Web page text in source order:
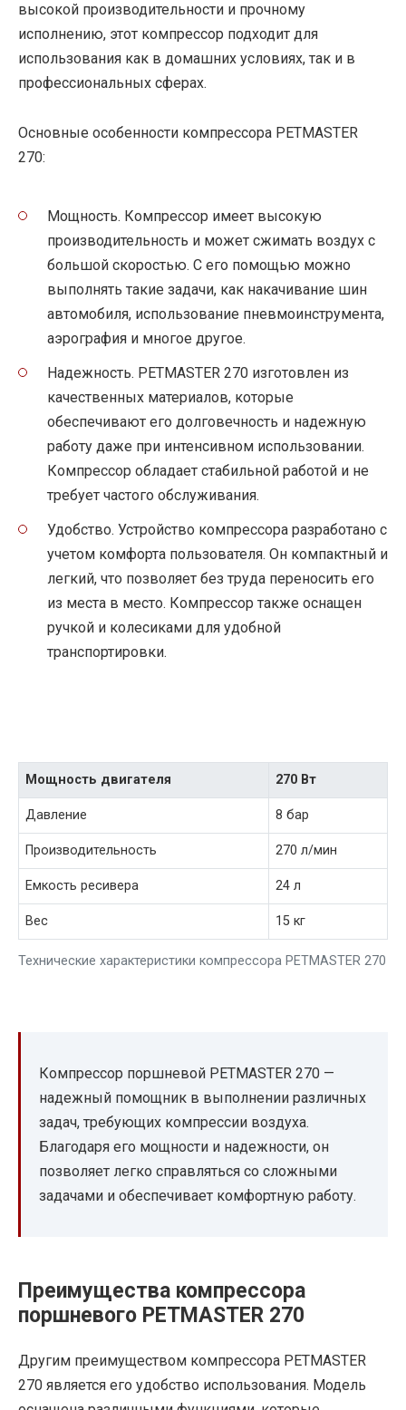
высокой производительности и прочному
исполнению, этот компрессор подходит для
использования как в домашних условиях, так и в
профессиональных сферах.
Основные особенности компрессора PETMASTER
270:
Мощность. Компрессор имеет высокую
производительность и может сжимать воздух с
большой скоростью. С его помощью можно
выполнять такие задачи, как накачивание шин
автомобиля, использование пневмоинструмента,
аэрография и многое другое.
Надежность. PETMASTER 270 изготовлен из
качественных материалов, которые
обеспечивают его долговечность и надежную
работу даже при интенсивном использовании.
Компрессор обладает стабильной работой и не
требует частого обслуживания.
Удобство. Устройство компрессора разработано с
учетом комфорта пользователя. Он компактный и
легкий, что позволяет без труда переносить его
из места в место. Компрессор также оснащен
ручкой и колесиками для удобной
транспортировки.
Технические характеристики компрессора PETMASTER 270
Мощность двигателя 270 Вт
Давление 8 бар
Производительность 270 л/мин
Емкость ресивера 24 л
Вес 15 кг
Компрессор поршневой PETMASTER 270 —
надежный помощник в выполнении различных
задач, требующих компрессии воздуха.
Благодаря его мощности и надежности, он
позволяет легко справляться со сложными
задачами и обеспечивает комфортную работу.
Преимущества компрессора
поршневого PETMASTER 270
Другим преимуществом компрессора PETMASTER
270 является его удобство использования. Модель